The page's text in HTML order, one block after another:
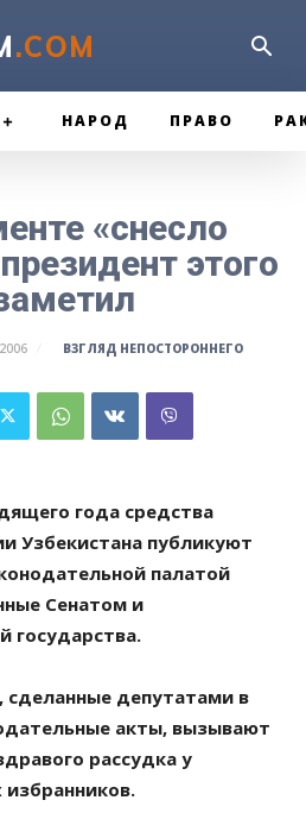
.COM
НАРОД ПРАВО
«снесло
этого
ВЗГЛЯД НЕПОСТОРОННЕГО
года средства
Узбекистана публикуют
палатой
Сенатом и
государства.
сделанные депутатами в
акты, вызывают
рассудка у